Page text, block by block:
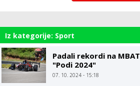
Iz kategorije: Sport
Padali rekordi na MBAT
"Podi 2024"
07. 10. 2024 - 15:18